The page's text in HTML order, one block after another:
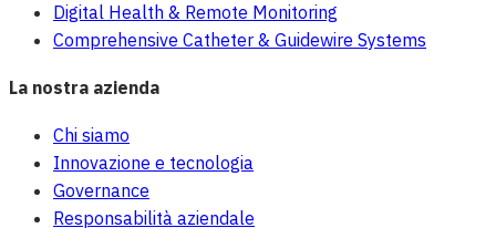
Digital Health & Remote Monitoring
Comprehensive Catheter & Guidewire Systems
La nostra azienda
Chi siamo
Innovazione e tecnologia
Governance
Responsabilità aziendale